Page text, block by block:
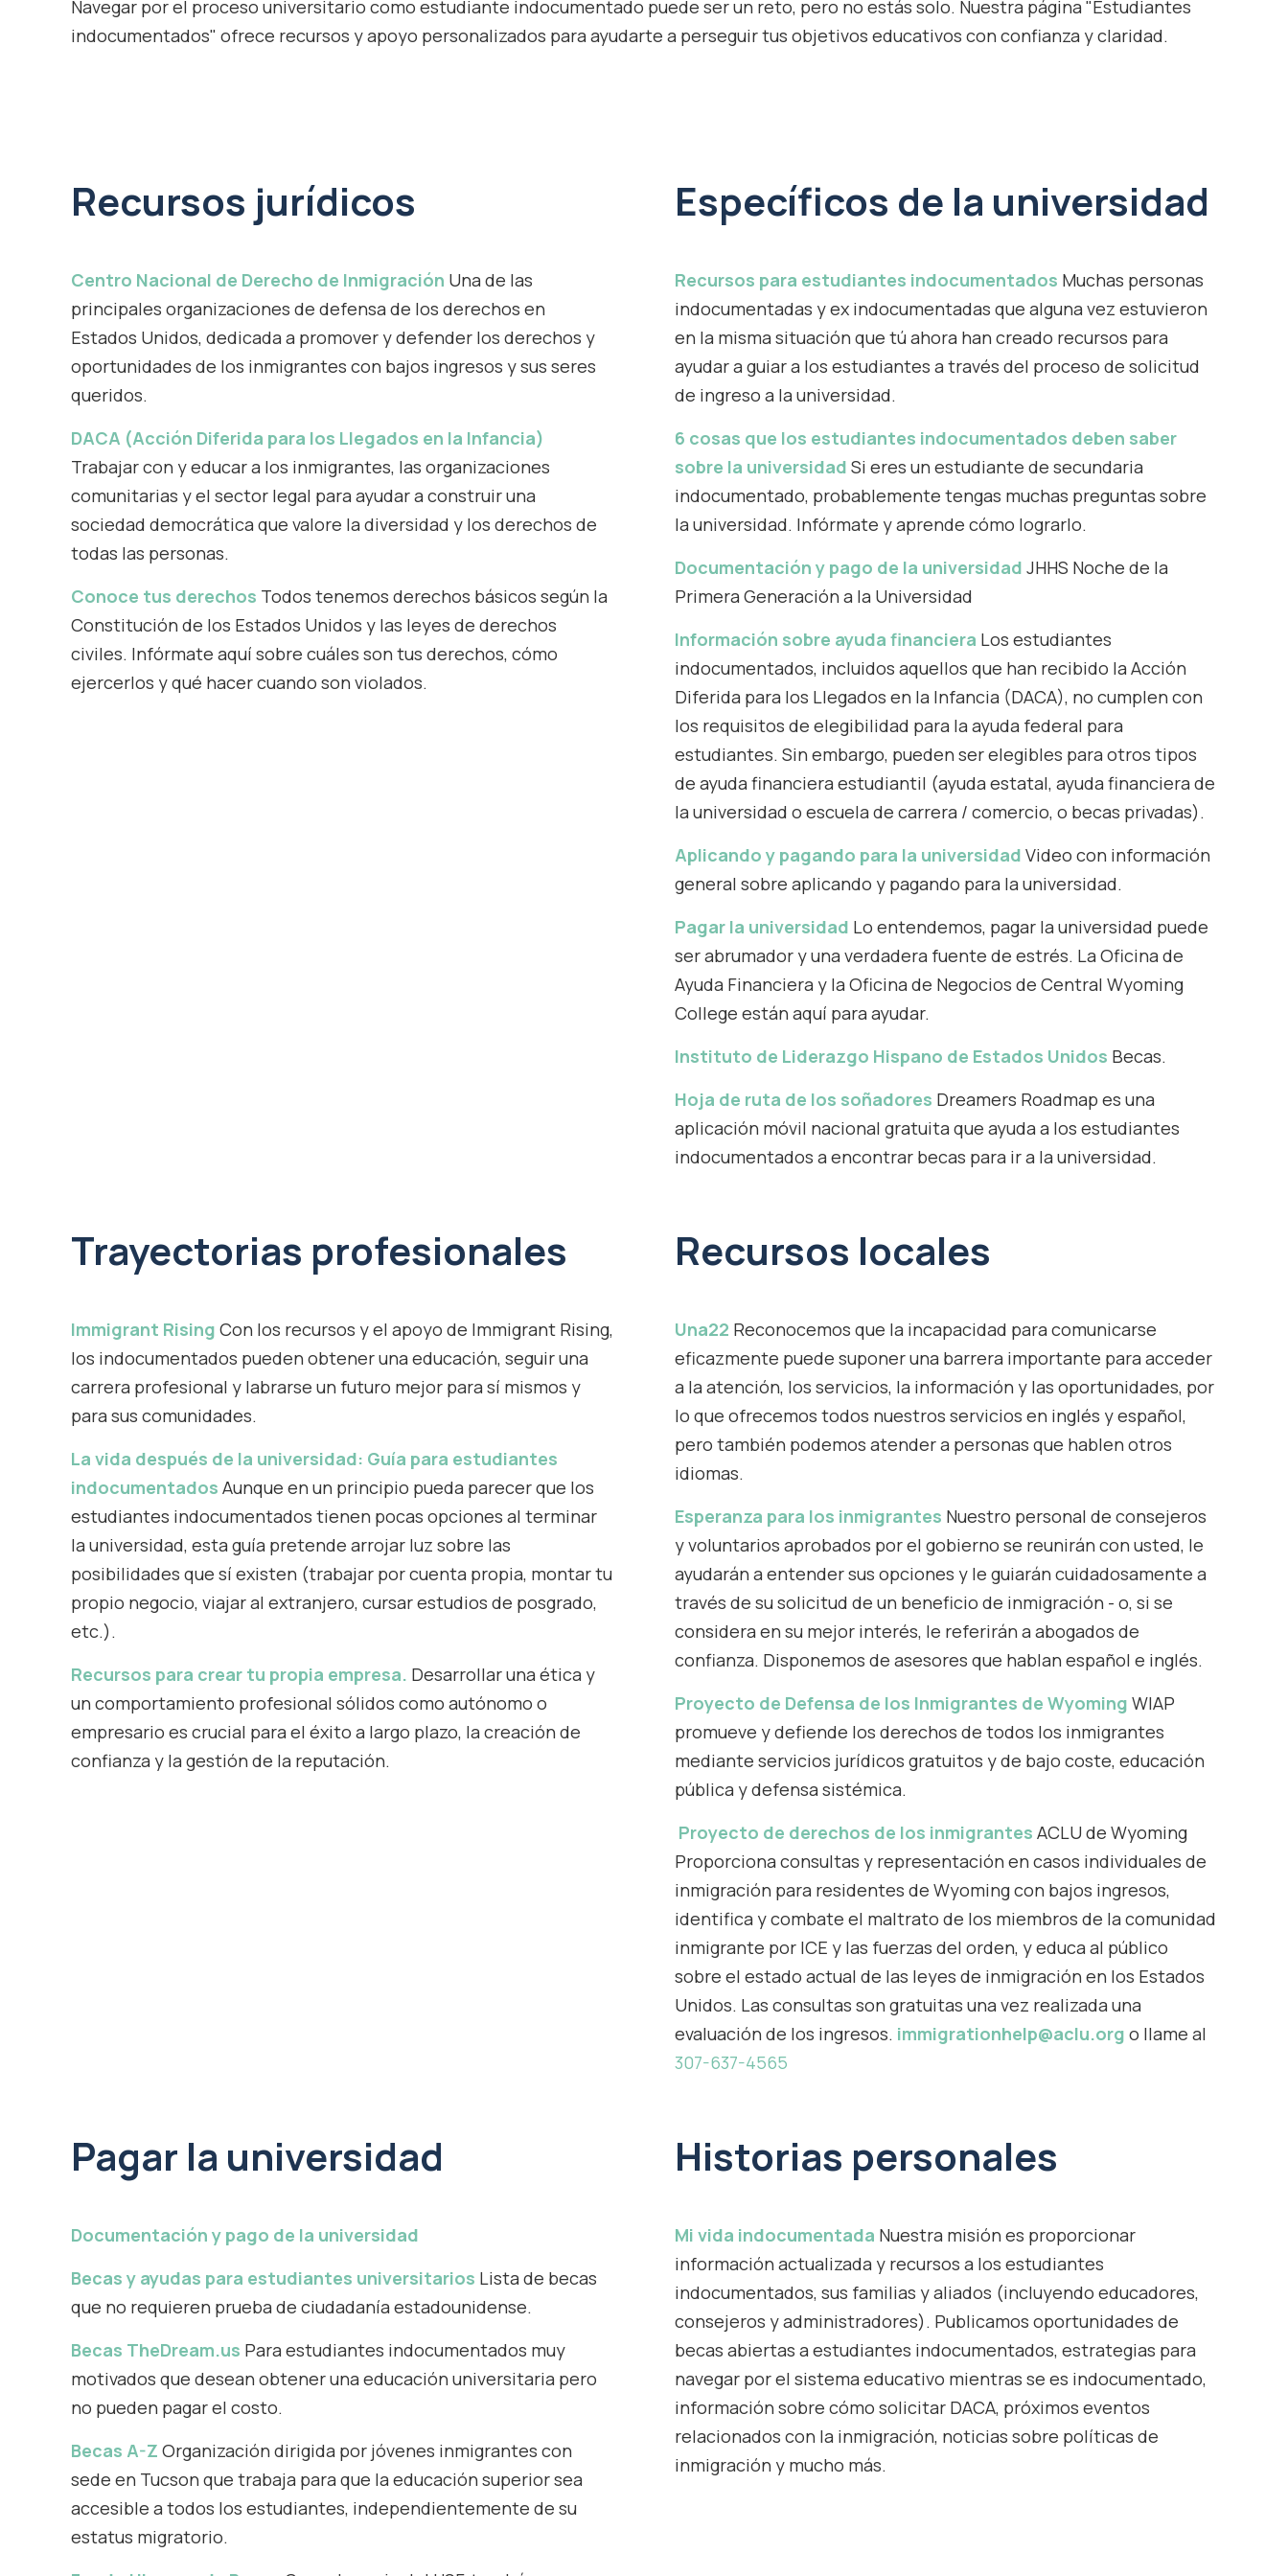
Navegar por el proceso universitario como estudiante indocumentado puede ser un reto, pero no estás solo. Nuestra página "Estudiantes
indocumentados" ofrece recursos y apoyo personalizados para ayudarte a perseguir tus objetivos educativos con confianza y claridad.
Recursos jurídicos
Centro Nacional de Derecho de Inmigración Una de las
principales organizaciones de defensa de los derechos en
Estados Unidos, dedicada a promover y defender los derechos y
oportunidades de los inmigrantes con bajos ingresos y sus seres
queridos.
DACA (Acción Diferida para los Llegados en la Infancia)
Trabajar con y educar a los inmigrantes, las organizaciones
comunitarias y el sector legal para ayudar a construir una
sociedad democrática que valore la diversidad y los derechos de
todas las personas.
Conoce tus derechos Todos tenemos derechos básicos según la
Constitución de los Estados Unidos y las leyes de derechos
civiles. Infórmate aquí sobre cuáles son tus derechos, cómo
ejercerlos y qué hacer cuando son violados.
Específicos de la universidad
Recursos para estudiantes indocumentados Muchas personas
indocumentadas y ex indocumentadas que alguna vez estuvieron
en la misma situación que tú ahora han creado recursos para
ayudar a guiar a los estudiantes a través del proceso de solicitud
de ingreso a la universidad.
6 cosas que los estudiantes indocumentados deben saber
sobre la universidad Si eres un estudiante de secundaria
indocumentado, probablemente tengas muchas preguntas sobre
la universidad. Infórmate y aprende cómo lograrlo.
Documentación y pago de la universidad JHHS Noche de la
Primera Generación a la Universidad
Información sobre ayuda financiera Los estudiantes
indocumentados, incluidos aquellos que han recibido la Acción
Diferida para los Llegados en la Infancia (DACA), no cumplen con
los requisitos de elegibilidad para la ayuda federal para
estudiantes. Sin embargo, pueden ser elegibles para otros tipos
de ayuda financiera estudiantil (ayuda estatal, ayuda financiera de
la universidad o escuela de carrera / comercio, o becas privadas).
Aplicando y pagando para la universidad Video con información
general sobre aplicando y pagando para la universidad.
Pagar la universidad Lo entendemos, pagar la universidad puede
ser abrumador y una verdadera fuente de estrés. La Oficina de
Ayuda Financiera y la Oficina de Negocios de Central Wyoming
College están aquí para ayudar.
Instituto de Liderazgo Hispano de Estados Unidos Becas.
Hoja de ruta de los soñadores Dreamers Roadmap es una
aplicación móvil nacional gratuita que ayuda a los estudiantes
indocumentados a encontrar becas para ir a la universidad.
Trayectorias profesionales
Immigrant Rising Con los recursos y el apoyo de Immigrant Rising,
los indocumentados pueden obtener una educación, seguir una
carrera profesional y labrarse un futuro mejor para sí mismos y
para sus comunidades.
La vida después de la universidad: Guía para estudiantes
indocumentados Aunque en un principio pueda parecer que los
estudiantes indocumentados tienen pocas opciones al terminar
la universidad, esta guía pretende arrojar luz sobre las
posibilidades que sí existen (trabajar por cuenta propia, montar tu
propio negocio, viajar al extranjero, cursar estudios de posgrado,
etc.).
Recursos para crear tu propia empresa. Desarrollar una ética y
un comportamiento profesional sólidos como autónomo o
empresario es crucial para el éxito a largo plazo, la creación de
confianza y la gestión de la reputación.
Recursos locales
Una22 Reconocemos que la incapacidad para comunicarse
eficazmente puede suponer una barrera importante para acceder
a la atención, los servicios, la información y las oportunidades, por
lo que ofrecemos todos nuestros servicios en inglés y español,
pero también podemos atender a personas que hablen otros
idiomas.
Esperanza para los inmigrantes Nuestro personal de consejeros
y voluntarios aprobados por el gobierno se reunirán con usted, le
ayudarán a entender sus opciones y le guiarán cuidadosamente a
través de su solicitud de un beneficio de inmigración - o, si se
considera en su mejor interés, le referirán a abogados de
confianza. Disponemos de asesores que hablan español e inglés.
Proyecto de Defensa de los Inmigrantes de Wyoming WIAP
promueve y defiende los derechos de todos los inmigrantes
mediante servicios jurídicos gratuitos y de bajo coste, educación
pública y defensa sistémica.
Proyecto de derechos de los inmigrantes ACLU de Wyoming
Proporciona consultas y representación en casos individuales de
inmigración para residentes de Wyoming con bajos ingresos,
identifica y combate el maltrato de los miembros de la comunidad
inmigrante por ICE y las fuerzas del orden, y educa al público
sobre el estado actual de las leyes de inmigración en los Estados
Unidos. Las consultas son gratuitas una vez realizada una
evaluación de los ingresos. immigrationhelp@aclu.org o llame al
307-637-4565
Pagar la universidad
Documentación y pago de la universidad
Becas y ayudas para estudiantes universitarios Lista de becas
que no requieren prueba de ciudadanía estadounidense.
Becas TheDream.us Para estudiantes indocumentados muy
motivados que desean obtener una educación universitaria pero
no pueden pagar el costo.
Becas A-Z Organización dirigida por jóvenes inmigrantes con
sede en Tucson que trabaja para que la educación superior sea
accesible a todos los estudiantes, independientemente de su
estatus migratorio.
Historias personales
Mi vida indocumentada Nuestra misión es proporcionar
información actualizada y recursos a los estudiantes
indocumentados, sus familias y aliados (incluyendo educadores,
consejeros y administradores). Publicamos oportunidades de
becas abiertas a estudiantes indocumentados, estrategias para
navegar por el sistema educativo mientras se es indocumentado,
información sobre cómo solicitar DACA, próximos eventos
relacionados con la inmigración, noticias sobre políticas de
inmigración y mucho más.